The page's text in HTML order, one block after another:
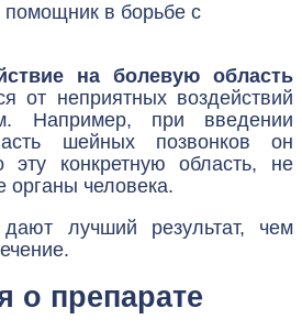
в борьбе с
на болевую область
от неприятных воздействий
Например, при введении
шейных позвонков он
эту конкретную область, не
органы человека.
лучший результат, чем
о препарате